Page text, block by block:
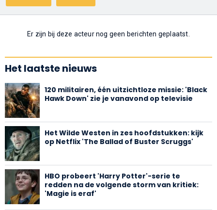
Er zijn bij deze acteur nog geen berichten geplaatst.
Het laatste nieuws
120 militairen, één uitzichtloze missie: 'Black
Hawk Down' zie je vanavond op televisie
Het Wilde Westen in zes hoofdstukken: kijk
op Netflix 'The Ballad of Buster Scruggs'
HBO probeert 'Harry Potter'-serie te
redden na de volgende storm van kritiek:
'Magie is eraf'